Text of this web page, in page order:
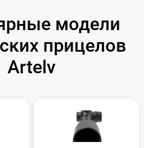
модели
прицелов
Artelv